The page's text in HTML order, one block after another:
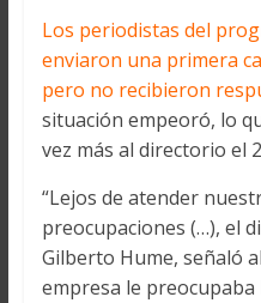
Los periodistas del
enviaron una primera
pero no recibieron
situación empeoró, lo
vez más al directorio el
“Lejos de atender
preocupaciones (…), el
Gilberto Hume, señaló
empresa le